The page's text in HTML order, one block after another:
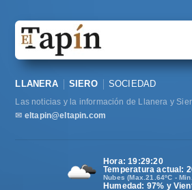
Sociedad
Política
LLANERA SIERO SOCIEDAD
Las noticias y la información de Llanera y
✉ eltapin@eltapin.com
Hora:19:29:21
Temperatura actual:
Nubes (Max.21.64ºC -
Humedad: 97% y